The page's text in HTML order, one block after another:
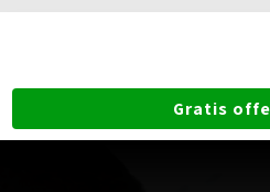
Gratis